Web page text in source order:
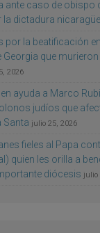
ante caso de obispo
dictadura
por la beatificación
Georgia que
2026
ayuda a Marco
judíos que
Santa julio 25, 2026
fieles al Papa
quien les orilla a
diócesis julio